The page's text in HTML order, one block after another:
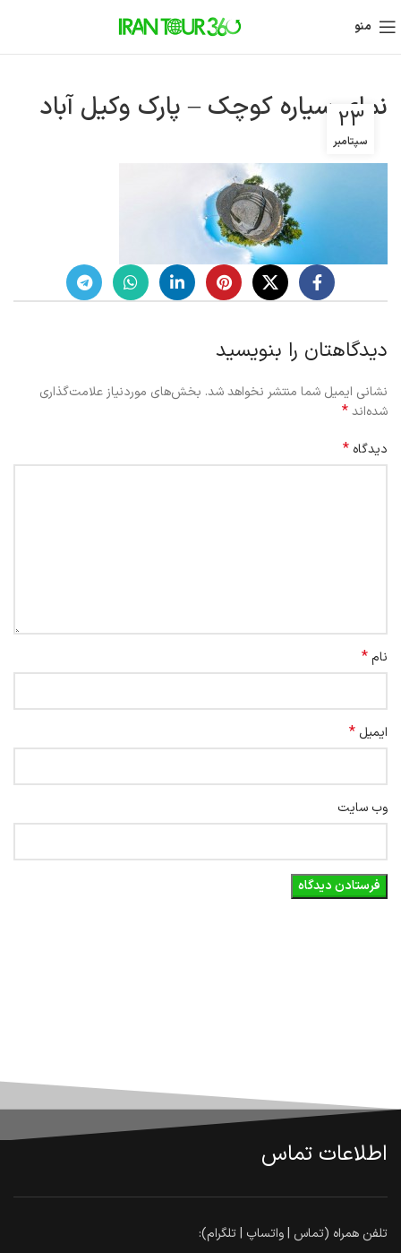
منو
نمای سیاره کوچک – پارک وکیل آباد
23
سپتامبر
دیدگاهتان را بنویسید
نشانی ایمیل شما منتشر نخواهد شد. بخش‌های موردنیاز علامت‌گذاری
شده‌اند*
دیدگاه *
نام*
ایمیل *
وب‌ سایت
اطلاعات تماس
تلفن همراه (تماس | واتساپ | تلگرام):